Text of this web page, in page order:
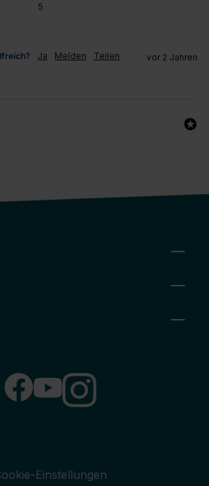
5
Ja Melden Teilen vor 2 Jahren
Einstellungen